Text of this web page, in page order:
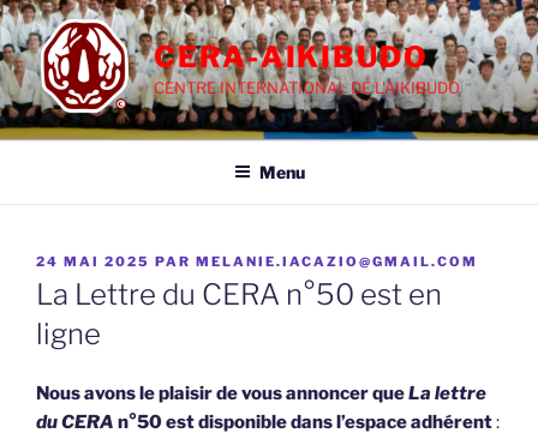
Aller
au
contenu
principal
CERA-AIKIBUDO
CENTRE INTERNATIONAL DE L'AIKIBUDO
Menu
PUBLIÉ
LE
24 MAI 2025 PAR MELANIE.IACAZIO@GMAIL.COM
La Lettre du CERA n°50 est en
ligne
Nous avons le plaisir de vous annoncer queLa lettre
du CERA n°50 est disponible dans l’espace adhérent: